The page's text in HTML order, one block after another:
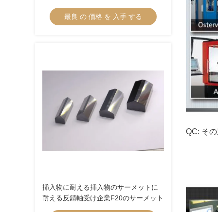
最良 の 価格 を 入手 する
挿入物に耐える挿入物のサーメットに
耐える反錆軸受け企業F20のサーメット
QC: そ